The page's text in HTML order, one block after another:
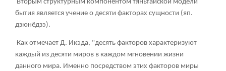
Вторым структурным компонентом тяньтайской модели
бытия является учение о десяти факторах сущности (яп.
дзюнёдзэ).
Как отмечает Д. Икэда, "десять факторов характеризуют
каждый из десяти миров в каждом мгновении жизни
данного мира. Именно посредством этих факторов миры